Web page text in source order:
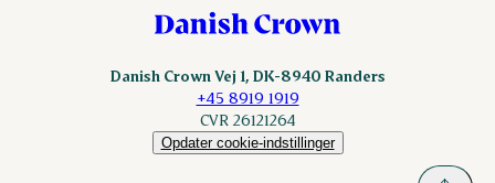
Danish Crown Vej 1, DK-8940 Randers
+45 8919 1919
CVR 26121264
Opdater cookie-indstillinger